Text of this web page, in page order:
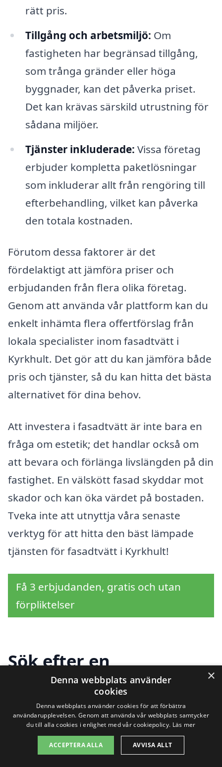
rätt pris.
Tillgång och arbetsmiljö: Om
fastigheten har begränsad tillgång,
som trånga gränder eller höga
byggnader, kan det påverka priset.
Det kan krävas särskild utrustning för
sådana miljöer.
Tjänster inkluderade: Vissa företag
erbjuder kompletta paketlösningar
som inkluderar allt från rengöring till
efterbehandling, vilket kan påverka
den totala kostnaden.
Förutom dessa faktorer är det
fördelaktigt att jämföra priser och
erbjudanden från flera olika företag.
Genom att använda vår plattform kan du
enkelt inhämta flera offertförslag från
lokala specialister inom fasadtvätt i
Kyrkhult. Det gör att du kan jämföra både
pris och tjänster, så du kan hitta det bästa
alternativet för dina behov.
Att investera i fasadtvätt är inte bara en
fråga om estetik; det handlar också om
att bevara och förlänga livslängden på din
fastighet. En välskött fasad skyddar mot
skador och kan öka värdet på bostaden.
Tveka inte att utnyttja våra senaste
verktyg för att hitta den bäst lämpade
tjänsten för fasadtvätt i Kyrkhult!
Få 3 erbjudanden, gratis och utan
förpliktelser
Sök efter en
professionell för
fasadtvätt i andra
städer nära Kyrkhult
×
Denna webbplats använder
cookies
Denna webbplats använder cookies för att förbättra
användarupplevelsen. Genom att använda vår webbplats samtycker
du till alla cookies i enlighet med vår cookiepolicy. Läs mer
ACCEPTERA ALLA AVVISA ALLT